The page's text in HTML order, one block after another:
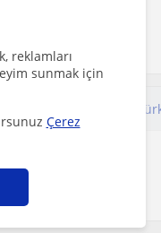
reklamları
sunmak için
Çerez